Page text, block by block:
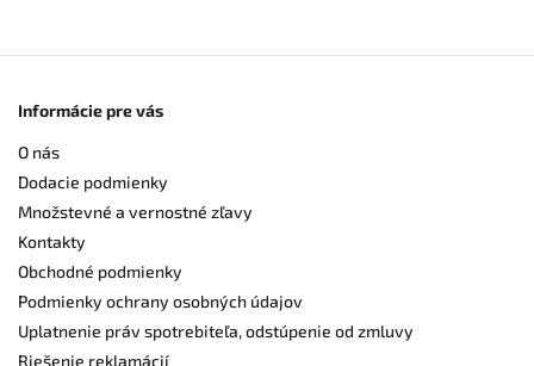
Informácie pre vás
O nás
Dodacie podmienky
Množstevné a vernostné zľavy
Kontakty
Obchodné podmienky
Podmienky ochrany osobných údajov
Uplatnenie práv spotrebiteľa, odstúpenie od zmluvy
Riešenie reklamácií